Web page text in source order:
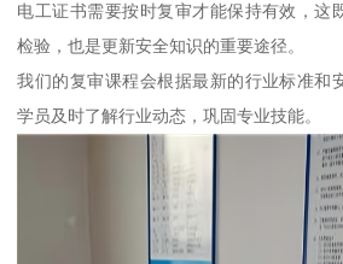
电工证书需要按时复审才能保持有效，这
检验，也是更新安全知识的重要途径。
我们的复审课程会根据最新的行业标准和
学员及时了解行业动态，巩固专业技能。